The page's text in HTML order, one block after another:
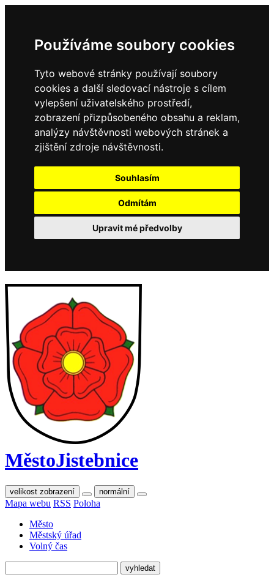
Používáme soubory cookies
Tyto webové stránky používají soubory
cookies a další sledovací nástroje s cílem
vylepšení uživatelského prostředí,
zobrazení přizpůsobeného obsahu a reklam,
analýzy návštěvnosti webových stránek a
zjištění zdroje návštěvnosti.
Souhlasím
Odmítám
Upravit mé předvolby
MěstoJistebnice
velikost zobrazení normální
Mapa webu RSS Poloha
Město
Městský úřad
Volný čas